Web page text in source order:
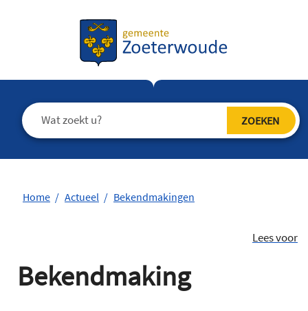
Home Actueel Bekendmakingen
Lees voor
Bekendmaking